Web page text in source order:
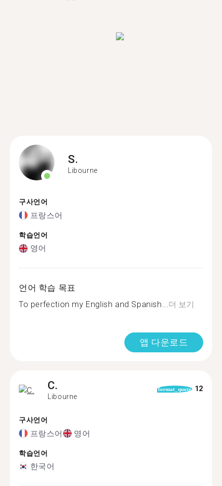
S.
Libourne
구사언어
프랑스어
학습언어
영어
언어 학습 목표
To perfection my English and Spanish...더 보기
앱 다운로드
C.
Libourne
format_quote 12
구사언어
프랑스어 영어
학습언어
한국어